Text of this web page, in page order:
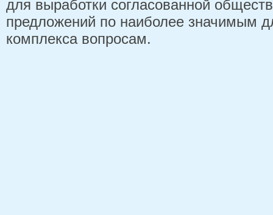
для выработки согласованной
предложений по наиболее значимым
комплекса вопросам.